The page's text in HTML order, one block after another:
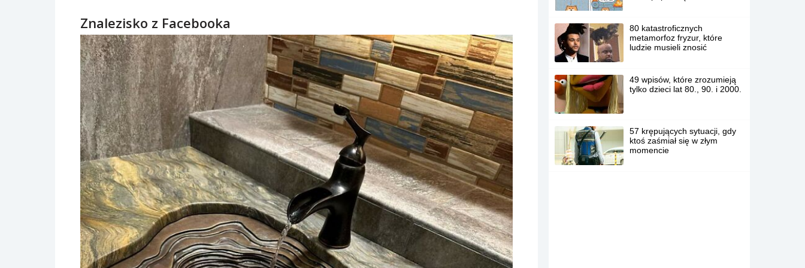
Znalezisko z Facebooka
80 katastroficznych
metamorfoz fryzur, które
ludzie musieli znosić
49 wpisów, które zrozumieją
tylko dzieci lat 80., 90. i 2000.
57 krępujących sytuacji, gdy
ktoś zaśmiał się w złym
momencie